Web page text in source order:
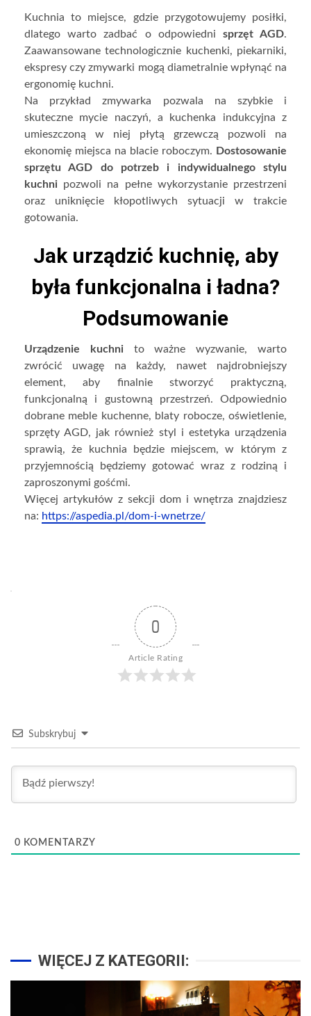
Kuchnia to miejsce, gdzie przygotowujemy posiłki,
dlatego warto zadbać o odpowiedni sprzęt AGD.
Zaawansowane technologicznie kuchenki, piekarniki,
ekspresy czy zmywarki mogą diametralnie wpłynąć na
ergonomię kuchni.
Na przykład zmywarka pozwala na szybkie i
skuteczne mycie naczyń, a kuchenka indukcyjna z
umieszczoną w niej płytą grzewczą pozwoli na
ekonomię miejsca na blacie roboczym. Dostosowanie
sprzętu AGD do potrzeb i indywidualnego stylu
kuchni pozwoli na pełne wykorzystanie przestrzeni
oraz uniknięcie kłopotliwych sytuacji w trakcie
gotowania.
Jak urządzić kuchnię, aby
była funkcjonalna i ładna?
Podsumowanie
Urządzenie kuchnito ważne wyzwanie, warto
zwrócić uwagę na każdy, nawet najdrobniejszy
element, aby finalnie stworzyć praktyczną,
funkcjonalną i gustowną przestrzeń. Odpowiednio
dobrane meble kuchenne, blaty robocze, oświetlenie,
sprzęty AGD, jak również styl i estetyka urządzenia
sprawią, że kuchnia będzie miejscem, w którym z
przyjemnością będziemy gotować wraz z rodziną i
zaproszonymi gośćmi.
Więcej artykułów z sekcji dom i wnętrza znajdziesz
na: https://aspedia.pl/dom-i-wnetrze/
0
Article Rating
Subskrybuj
0 KOMENTARZY
WIĘCEJ Z KATEGORII: